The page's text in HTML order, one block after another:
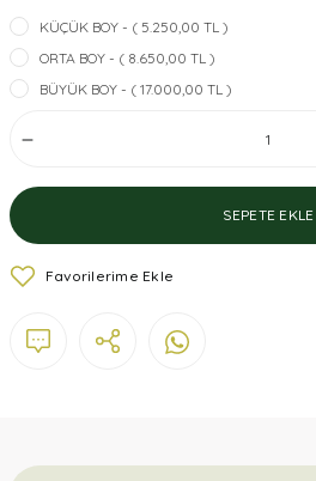
KÜÇÜK BOY - ( 5.250,00 TL )
ORTA BOY - ( 8.650,00 TL )
BÜYÜK BOY - ( 17.000,00 TL )
SEPETE EKLE